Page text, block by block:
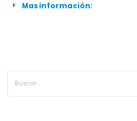
Mas información: